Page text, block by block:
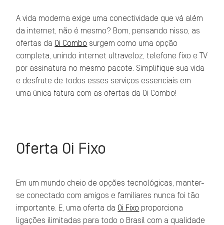
A vida moderna exige uma conectividade que vá além
da internet, não é mesmo? Bom, pensando nisso, as
ofertas da Oi Combo surgem como uma opção
completa, unindo internet ultraveloz, telefone fixo e TV
por assinatura no mesmo pacote. Simplifique sua vida
e desfrute de todos esses serviços essenciais em
uma única fatura com as ofertas da Oi Combo!
Oferta Oi Fixo
Em um mundo cheio de opções tecnológicas, manter-
se conectado com amigos e familiares nunca foi tão
importante. E, uma oferta da Oi Fixo proporciona
ligações ilimitadas para todo o Brasil com a qualidade